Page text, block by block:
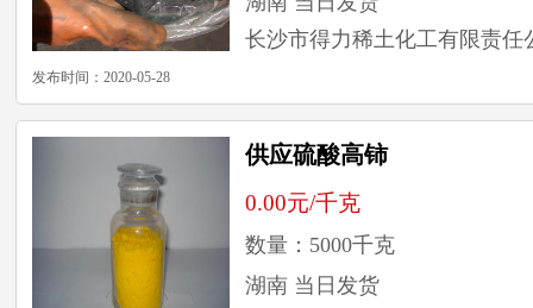
发布时间：2020-05-28
长沙市得力稀土化工有限责任
供应硫酸高铈
0.00元/千克
数量：5000千克
湖南 当日发货